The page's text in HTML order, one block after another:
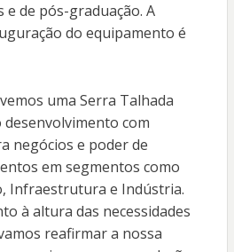
de pós-graduação. A
do equipamento é
uma Serra Talhada
com
negócios e poder de
em segmentos como
Infraestrutura e Indústria.
à altura das necessidades
reafirmar a nossa